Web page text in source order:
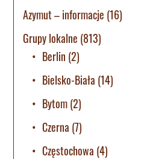
Azymut – informacje (16)
Grupy lokalne (813)
Berlin (2)
Bielsko-Biała (14)
Bytom(2)
Czerna (7)
Częstochowa (4)